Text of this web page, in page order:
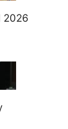
2026